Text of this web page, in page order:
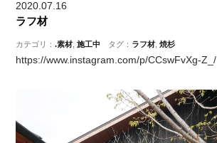
2020.07.16
ラフ材
カテゴリ：.素材 ,施工中 タグ： ラフ材 ,焼杉
https://www.instagram.com/p/CCswFvXg-Z_/